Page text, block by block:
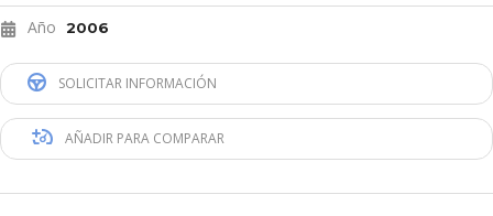
Año 2006
SOLICITAR INFORMACIÓN
AÑADIR PARA COMPARAR